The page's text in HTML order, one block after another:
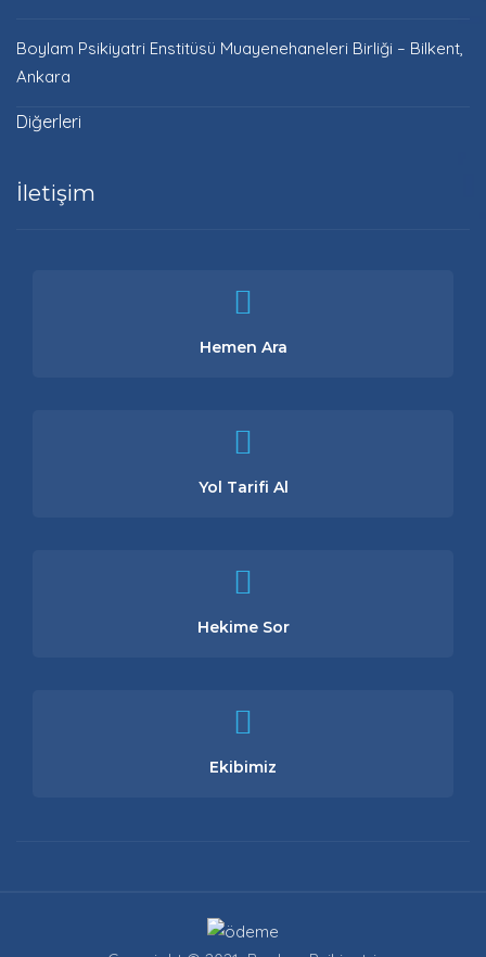
Boylam Psikiyatri Enstitüsü Muayenehaneleri Birliği – Bilkent,
Ankara
Diğerleri
İletişim
Hemen Ara
Yol Tarifi Al
Hekime Sor
Ekibimiz